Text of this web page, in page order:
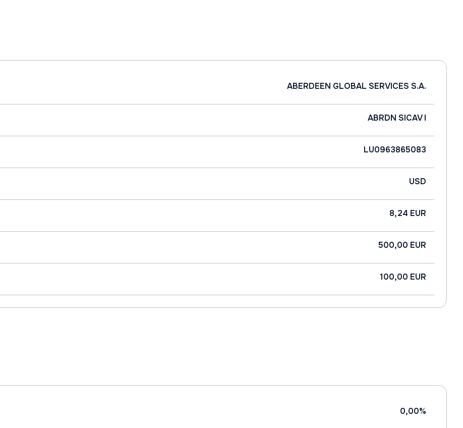
ABERDEEN GLOBAL SERVICES S.A.
ABRDN SICAV I
LU0963865083
USD
8,24 EUR
500,00 EUR
100,00 EUR
0,00%